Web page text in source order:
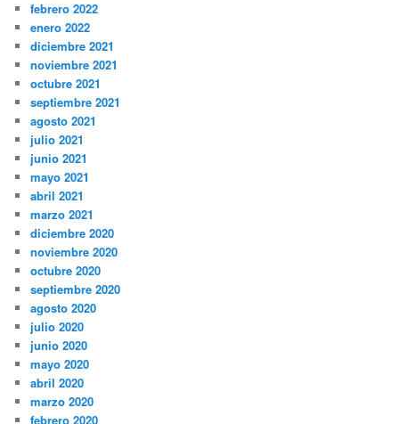
febrero 2022
enero 2022
diciembre 2021
noviembre 2021
octubre 2021
septiembre 2021
agosto 2021
julio 2021
junio 2021
mayo 2021
abril 2021
marzo 2021
diciembre 2020
noviembre 2020
octubre 2020
septiembre 2020
agosto 2020
julio 2020
junio 2020
mayo 2020
abril 2020
marzo 2020
febrero 2020